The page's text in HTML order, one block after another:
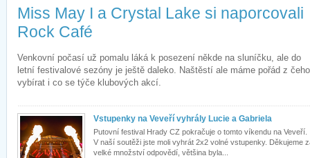
Miss May I a Crystal Lake si naporcovali
Rock Café
Venkovní počasí už pomalu láká k posezení někde na sluníčku, ale do
letní festivalové sezóny je ještě daleko. Naštěstí ale máme pořád z čeho
vybírat i co se týče klubových akcí.
Vstupenky na Veveří vyhrály Lucie a Gabriela
Putovní festival Hrady CZ pokračuje o tomto víkendu na Veveří.
V naší soutěži jste moli vyhrát 2x2 volné vstupenky. Děkujeme
velké množství odpovědí, většina byla...